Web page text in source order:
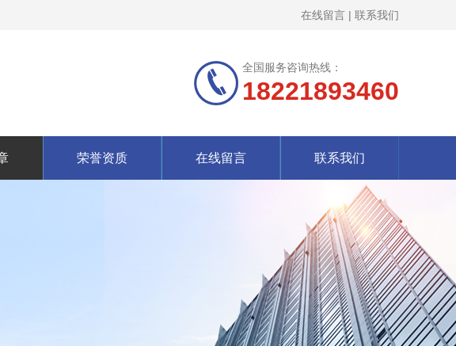
在线留言 | 联系我们
全国服务咨询热线：
18221893460
荣誉资质 在线留言 联系我们